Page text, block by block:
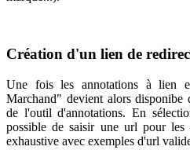
Création d'un lien de
Une fois les annotations à lien
Marchand" devient alors disponibe
de l'outil d'annotations. En
possible de saisir une url pour les
exhaustive avec exemples d'url